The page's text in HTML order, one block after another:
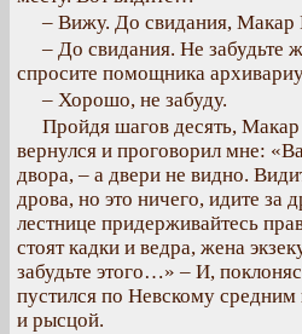
– Вижу. До свидания, Макар
– До свидания. Не забудьте
спросите помощника
– Хорошо, не забуду.
Пройдя шагов десять,
вернулся и проговорил мне:
двора, – а двери не видно.
дрова, но это ничего, идите за
лестнице придерживайтесь
стоят кадки и ведра, жена
забудьте этого…» – И,
пустился по Невскому
и рысцой.